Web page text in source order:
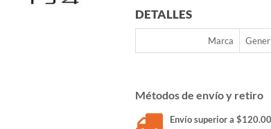
DETALLES
Marca
Métodos de envío y retiro
Envío superior a